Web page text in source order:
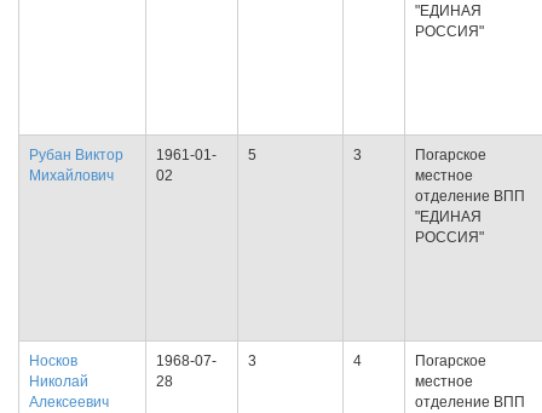
"ЕДИНАЯ
РОССИЯ"
Рубан Виктор
Михайлович
1961-01-
02
5 3
Погарское
местное
отделение ВПП
"ЕДИНАЯ
РОССИЯ"
Носков
Николай
Алексеевич
1968-07-
28
3 4
Погарское
местное
отделение ВПП